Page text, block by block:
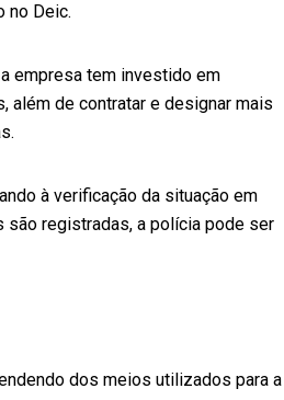
no Deic.
empresa tem investido em
de contratar e designar mais
à verificação da situação em
são registradas, a polícia pode ser
dos meios utilizados para a